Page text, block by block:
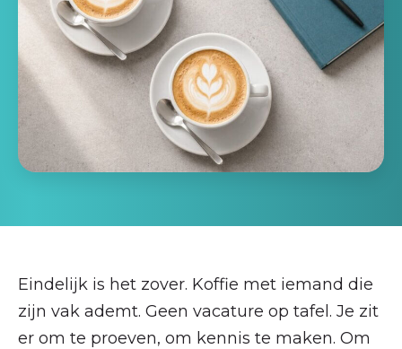
Eindelijk is het zover. Koffie met iemand die
zijn vak ademt. Geen vacature op tafel. Je zit
er om te proeven, om kennis te maken. Om